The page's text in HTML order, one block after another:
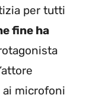
per tutti
fine ha
ai microfoni